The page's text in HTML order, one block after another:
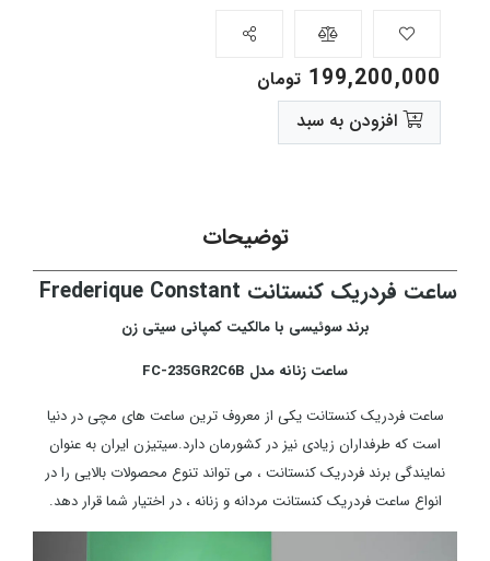
199,200,000 تومان
افزودن به سبد
توضیحات
ساعت فردریک کنستانت Frederique Constant
برند سوئيسی با مالکیت کمپانی سیتی زن
ساعت زنانه مدل FC-235GR2C6B
ساعت فردریک کنستانت یکی از معروف ترین ساعت های مچی در دنیا
است که طرفداران زیادی نیز در کشورمان دارد.سیتیزن ایران به عنوان
نمایندگی برند فردریک کنستانت ، می تواند تنوع محصولات بالایی را در
انواع ساعت فردریک کنستانت مردانه و زنانه ، در اختیار شما قرار دهد.